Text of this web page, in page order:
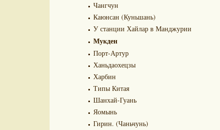
Чангчун
Каюнсан (Куньшань)
У станции Хайлар в Манджурии
Мукден
Порт-Артур
Ханьдаохецзы
Харбин
Типы Китая
Шанхай-Гуань
Яомынь
Гирин. (Чаньчунь)